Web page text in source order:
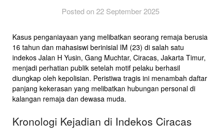
Posted on 22 September 2025
Kasus penganiayaan yang melibatkan seorang remaja berusia
16 tahun dan mahasiswi berinisial IM (23) di salah satu
indekos Jalan H Yusin, Gang Muchtar, Ciracas, Jakarta Timur,
menjadi perhatian publik setelah motif pelaku berhasil
diungkap oleh kepolisian. Peristiwa tragis ini menambah daftar
panjang kekerasan yang melibatkan hubungan personal di
kalangan remaja dan dewasa muda.
Kronologi Kejadian di Indekos Ciracas